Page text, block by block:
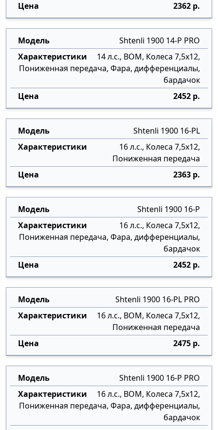
2362 р.
Shtenli 1900 14-P PRO
14 л.с., ВОМ, Колеса 7,5х12,
Пониженная передача, Фара, дифференциалы,
бардачок
2452 р.
Shtenli 1900 16-PL
16 л.с., Колеса 7,5х12,
Пониженная передача
2363 р.
Shtenli 1900 16-P
16 л.с., Колеса 7,5х12,
Пониженная передача, Фара, дифференциалы,
бардачок
2452 р.
Shtenli 1900 16-PL PRO
16 л.с., ВОМ, Колеса 7,5х12,
Пониженная передача
2475 р.
Shtenli 1900 16-P PRO
16 л.с., ВОМ, Колеса 7,5х12,
Пониженная передача, Фара, дифференциалы,
бардачок